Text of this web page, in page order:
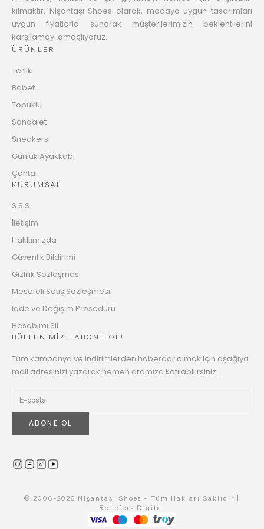
kılmaktır. Nişantaşı Shoes olarak, modaya uygun tasarımları
uygun fiyatlarla sunarak müşterilerimizin beklentilerini
karşılamayı amaçlıyoruz.
ÜRÜNLER
Terlik
Babet
Topuklu
Sandalet
Sneakers
Günlük Ayakkabı
Çanta
KURUMSAL
S.S.S.
İletişim
Hakkımızda
Güvenlik Bildirimi
Gizlilik Sözleşmesi
Mesafeli Satış Sözleşmesi
İade ve Değişim Prosedürü
Hesabımı Sil
BÜLTENİMİZE ABONE OL!
Tüm kampanya ve indirimlerden haberdar olmak için aşağıya
mail adresinizi yazarak hemen aramıza katılabilirsiniz.
ABONE OL
© 2006-2026 Nişantaşı Shoes - Tüm Hakları Saklıdır |
Reliefers Digital